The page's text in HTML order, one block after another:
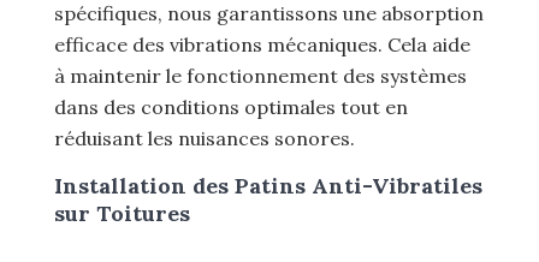
spécifiques, nous garantissons une absorption
efficace des vibrations mécaniques. Cela aide
à maintenir le fonctionnement des systèmes
dans des conditions optimales tout en
réduisant les nuisances sonores.
Installation des Patins Anti-Vibratiles
sur Toitures